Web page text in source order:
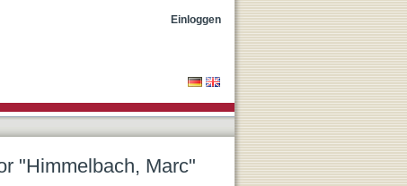
Einloggen
"Himmelbach, Marc"